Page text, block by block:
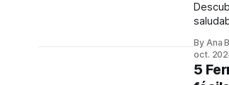
extra o
By Ana
oct.
5